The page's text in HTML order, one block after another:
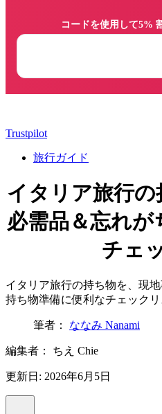
Trustpilot
旅行ガイド
イタリア旅行の
必需品＆忘れ
チェ
イタリア旅行の持ち物を、現
持ち物準備に便利なチェックリ
筆者： ななみ Nanami
編集者： ちえ Chie
更新日: 2026年6月5日